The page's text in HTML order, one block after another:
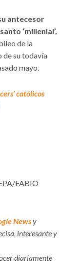
antecesor
‘millenial’,
de la
de su todavía
mayo.
católicos
FABIO
Newsy
interesante y
diariamente